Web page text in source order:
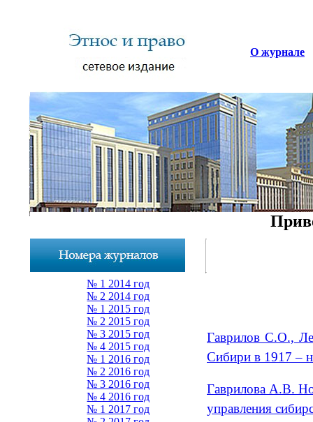
О журнале
№ 1 2014 год
№ 2 2014 год
№ 1 2015 год
№ 2 2015 год
№ 3 2015 год
№ 4 2015 год
№ 1 2016 год
№ 2 2016 год
№ 3 2016 год
№ 4 2016 год
№ 1 2017 год
Гаврилов С.О.,
Сибири в 1917 –
Гаврилова А.В.
управления